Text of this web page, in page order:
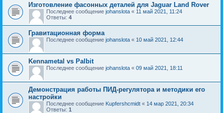
Изготовление фасонных деталей для Jaguar Land Rover
Последнее сообщение johanslota « 11 май 2021, 11:24
Ответы: 4
Гравитационная форма
Последнее сообщение johanslota « 10 май 2021, 12:44
Kennametal vs Palbit
Последнее сообщение johanslota « 09 май 2021, 18:11
Демонстрация работы ПИД-регулятора и методики его
настройки
Последнее сообщение Kupfershcmidt « 14 мар 2021, 20:34
Ответы: 1